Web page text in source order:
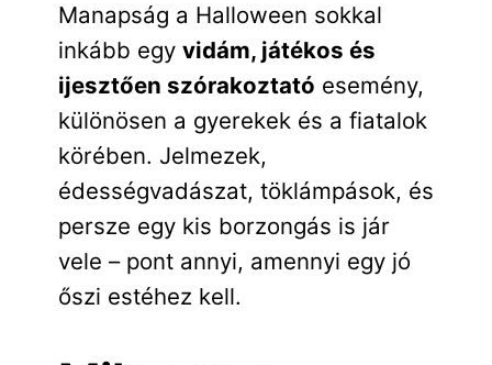
Manapság a Halloween sokkal
inkább egy vidám, játékos és
ijesztően szórakoztató esemény,
különösen a gyerekek és a fiatalok
körében. Jelmezek,
édességvadászat, töklámpások, és
persze egy kis borzongás is jár
vele – pont annyi, amennyi egy jó
őszi estéhez kell.